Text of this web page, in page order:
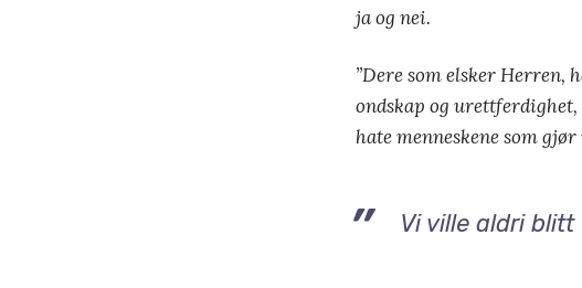
ja og nei.
”Dere som elsker Herren,
ondskap og
hate menneskene som
Vi ville aldri